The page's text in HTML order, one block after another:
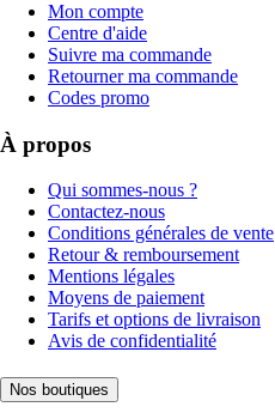
Mon compte
Centre d'aide
Suivre ma commande
Retourner ma commande
Codes promo
À propos
Qui sommes-nous ?
Contactez-nous
Conditions générales de vente
Retour & remboursement
Mentions légales
Moyens de paiement
Tarifs et options de livraison
Avis de confidentialité
Nos boutiques